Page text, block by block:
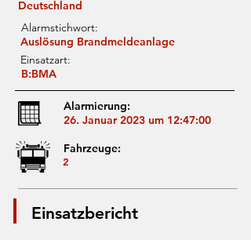
Deutschland
Alarmstichwort:
Auslösung Brandmeldeanlage
Einsatzart:
B:BMA
Alarmierung:
26. Januar 2023 um 12:47:00
Fahrzeuge:
2
Einsatzbericht